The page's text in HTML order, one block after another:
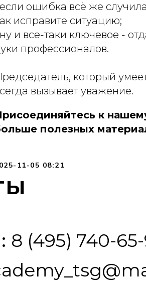
если ошибка всё же
исправите ситуацию;
ну и все-таки ключевое -
профессионалов.
который
вызывает уважение.
к
полезных
11-05 08:21
8 (495) 740-